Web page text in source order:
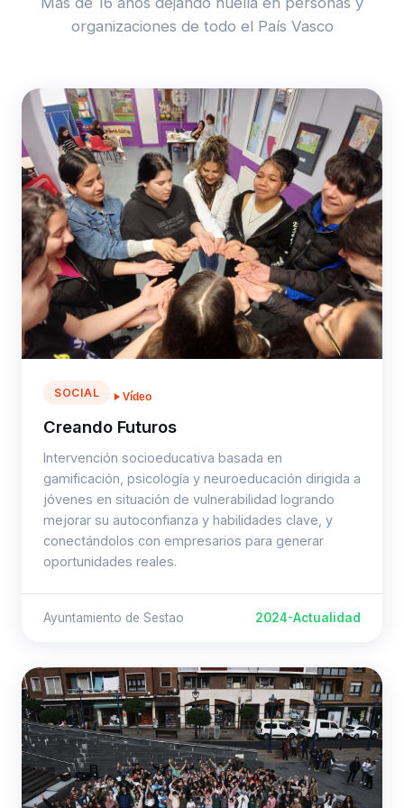
organizaciones de todo el País Vasco
SOCIAL Vídeo
Creando Futuros
Intervención socioeducativa basada en
gamificación, psicología y neuroeducación dirigida a
jóvenes en situación de vulnerabilidad logrando
mejorar su autoconfianza y habilidades clave, y
conectándolos con empresarios para generar
oportunidades reales.
Ayuntamiento de Sestao 2024-Actualidad